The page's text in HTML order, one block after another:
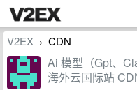
V2EX › CDN
Ai 模型（Gpt、
海外云国际站